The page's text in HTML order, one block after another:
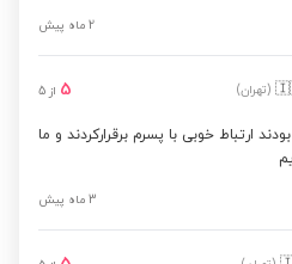
2 ماه پیش
(تهران) 5 از 5
ارتباط خوبی با پسرم برقرارکردند و ما
3 ماه پیش